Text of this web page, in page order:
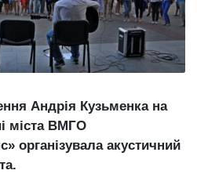
Андрія Кузьменка на
міста ВМГО
організувала акустичний